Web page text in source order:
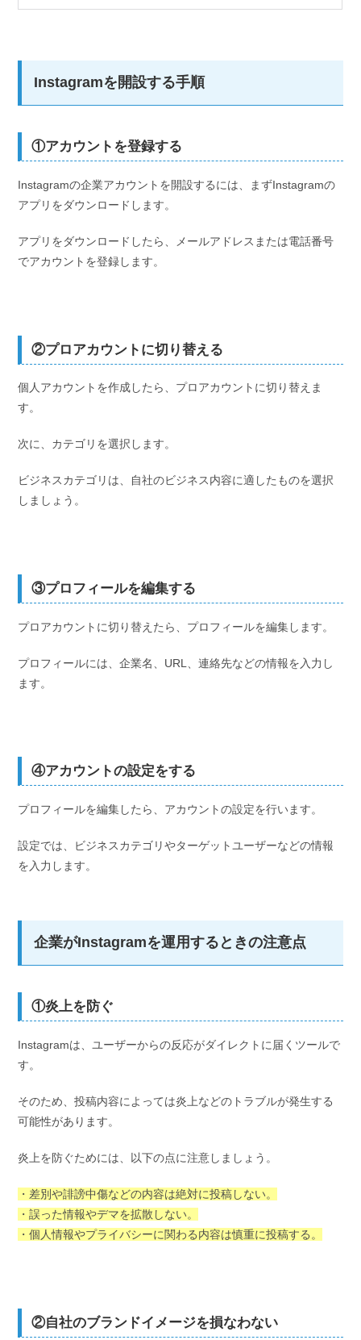
Instagramを開設する手順
①アカウントを登録する
Instagramの企業アカウントを開設するには、まずInstagramの
アプリをダウンロードします。
アプリをダウンロードしたら、メールアドレスまたは電話番号
でアカウントを登録します。
②プロアカウントに切り替える
個人アカウントを作成したら、プロアカウントに切り替えま
す。
次に、カテゴリを選択します。
ビジネスカテゴリは、自社のビジネス内容に適したものを選択
しましょう。
③プロフィールを編集する
プロアカウントに切り替えたら、プロフィールを編集します。
プロフィールには、企業名、URL、連絡先などの情報を入力し
ます。
④アカウントの設定をする
プロフィールを編集したら、アカウントの設定を行います。
設定では、ビジネスカテゴリやターゲットユーザーなどの情報
を入力します。
企業がInstagramを運用するときの注意点
①炎上を防ぐ
Instagramは、ユーザーからの反応がダイレクトに届くツールで
す。
そのため、投稿内容によっては炎上などのトラブルが発生する
可能性があります。
炎上を防ぐためには、以下の点に注意しましょう。
・差別や誹謗中傷などの内容は絶対に投稿しない。
・誤った情報やデマを拡散しない。
・個人情報やプライバシーに関わる内容は慎重に投稿する。
②自社のブランドイメージを損なわない